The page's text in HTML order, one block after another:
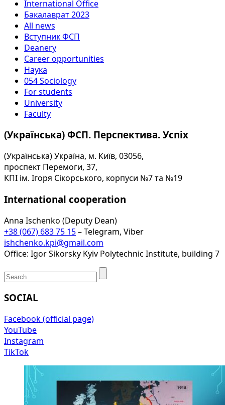
International Office
Бакалаврат 2023
All news
Вступник ФСП
Deanery
Career opportunities
Наука
054 Sociology
For students
University
Faculty
(Українська) ФСП. Перспектива. Успіх
(Українська) Україна, м. Київ, 03056,
проспект Перемоги, 37,
КПІ ім. Ігоря Сікорського, корпуси №7 та №19
International cooperation
Anna Ischenko (Deputy Dean)
+38 (067) 683 75 15– Telegram, Viber
ishchenko.kpi@gmail.com
Office: Igor Sikorsky Kyiv Polytechnic Institute, building 7
SOCIAL
Facebook (official page)
YouTube
Instagram
TikTok